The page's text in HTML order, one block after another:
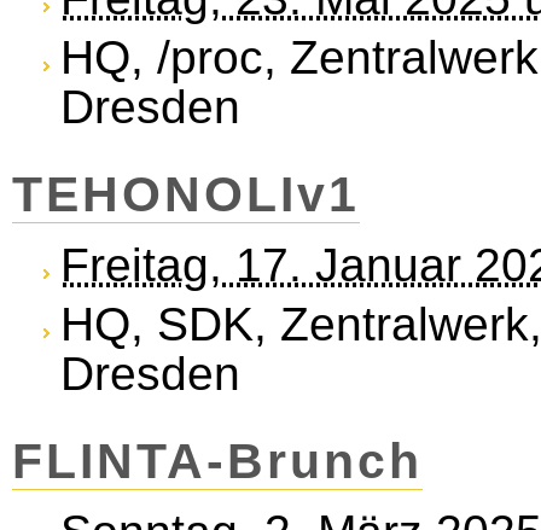
HQ, /proc,
Dresden
TEHONOLIv1
Freitag, 17. Januar
HQ, SDK,
Dresden
FLINTA-Brunch